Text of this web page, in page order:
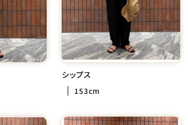
シップス
153cm